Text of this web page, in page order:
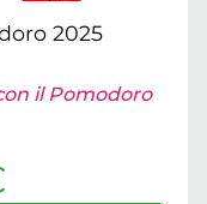
2025
il Pomodoro